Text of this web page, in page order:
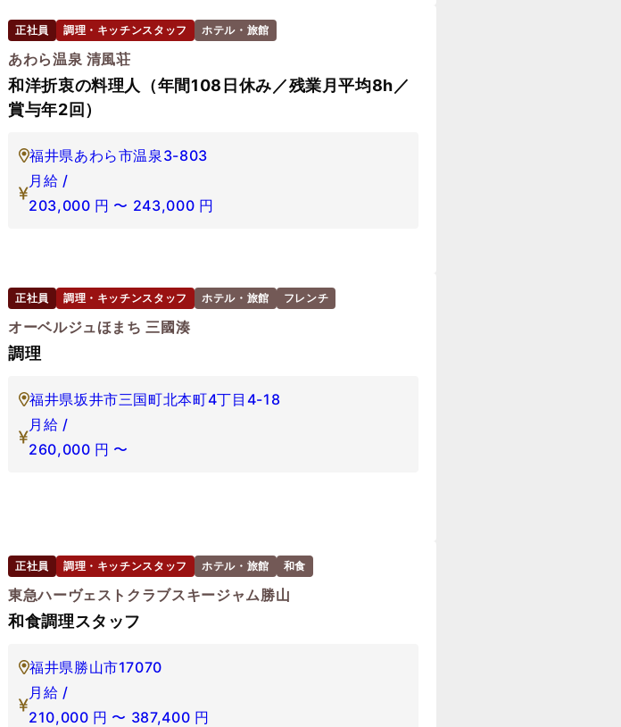
正社員 調理・キッチンスタッフ ホテル・旅館
あわら温泉 清風荘
和洋折衷の料理人（年間108日休み／残業月平均8h／
賞与年2回）
福井県あわら市温泉3-803
月給 /
203,000 円 〜 243,000 円
正社員 調理・キッチンスタッフ ホテル・旅館 フレンチ
オーベルジュほまち 三國湊
調理
福井県坂井市三国町北本町4丁目4-18
月給 /
260,000 円 〜
正社員 調理・キッチンスタッフ ホテル・旅館 和食
東急ハーヴェストクラブスキージャム勝山
和食調理スタッフ
福井県勝山市17070
月給 /
210,000 円 〜 387,400 円